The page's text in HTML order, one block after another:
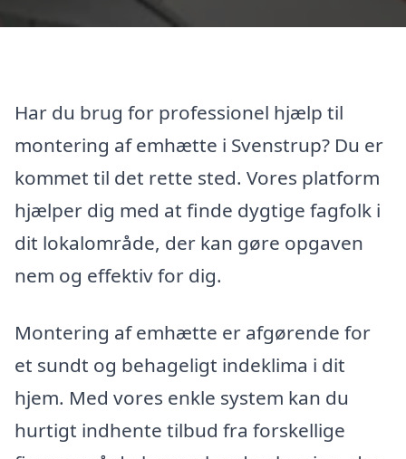
Har du brug for professionel hjælp til
montering af emhætte i Svenstrup? Du er
kommet til det rette sted. Vores platform
hjælper dig med at finde dygtige fagfolk i
dit lokalområde, der kan gøre opgaven
nem og effektiv for dig.
Montering af emhætte er afgørende for
et sundt og behageligt indeklima i dit
hjem. Med vores enkle system kan du
hurtigt indhente tilbud fra forskellige